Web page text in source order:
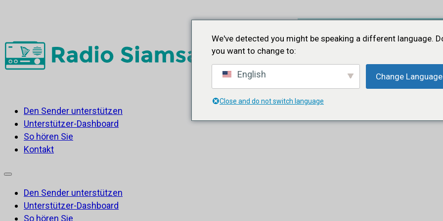
Den Sender unterstützen
Unterstützer-Dashboard
So hören Sie
Kontakt
Den Sender unterstützen
Unterstützer-Dashboard
So hören Sie
We've detected you might be speaking a different language.
you want to change to:
English Change Language
Close and do not switch language